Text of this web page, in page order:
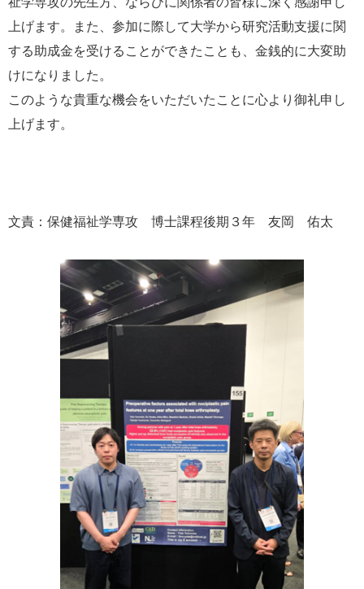
上げます。また、参加に際して大学から研究活動支援に関
する助成金を受けることができたことも、金銭的に大変助
けになりました。
このような貴重な機会をいただいたことに心より御礼申し
上げます。
文責：保健福祉学専攻 博士課程後期３年 友岡 佑太